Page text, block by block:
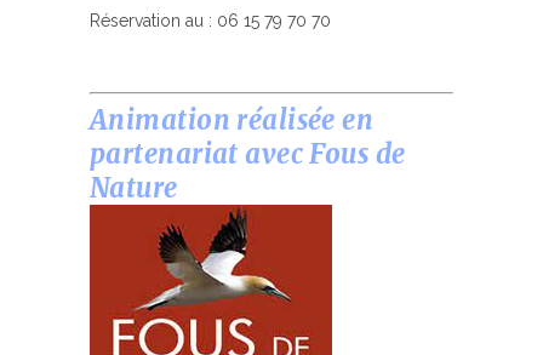
Réservation au : 06 15 79 70 70
Animation réalisée en
partenariat avec Fous de
Nature